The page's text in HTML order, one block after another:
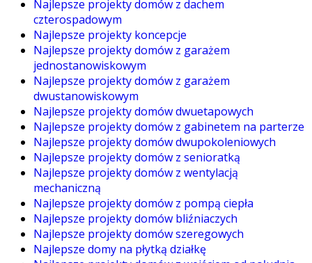
Najlepsze projekty domów z dachem
czterospadowym
Najlepsze projekty koncepcje
Najlepsze projekty domów z garażem
jednostanowiskowym
Najlepsze projekty domów z garażem
dwustanowiskowym
Najlepsze projekty domów dwuetapowych
Najlepsze projekty domów z gabinetem na parterze
Najlepsze projekty domów dwupokoleniowych
Najlepsze projekty domów z senioratką
Najlepsze projekty domów z wentylacją
mechaniczną
Najlepsze projekty domów z pompą ciepła
Najlepsze projekty domów bliźniaczych
Najlepsze projekty domów szeregowych
Najlepsze domy na płytką działkę